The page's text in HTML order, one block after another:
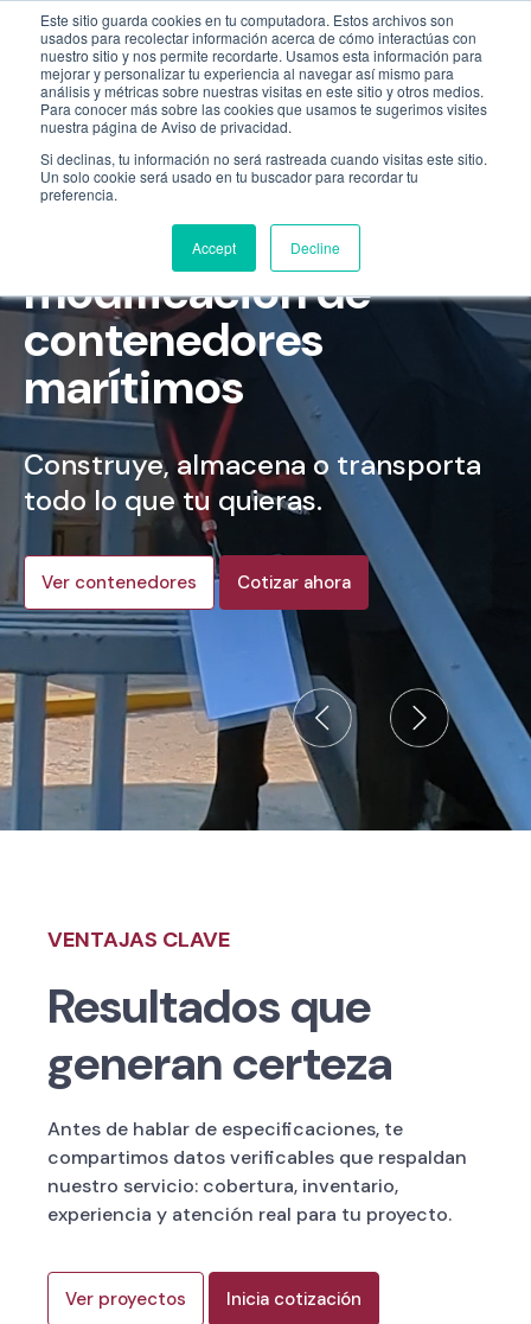
Este sitio guarda cookies en tu computadora. Estos archivos son
usados para recolectar información acerca de cómo interactúas con
nuestro sitio y nos permite recordarte. Usamos esta información para
mejorar y personalizar tu experiencia al navegar así mismo para
análisis y métricas sobre nuestras visitas en este sitio y otros medios.
Para conocer más sobre las cookies que usamos te sugerimos visites
nuestra página de Aviso de privacidad.
Si declinas, tu información no será rastreada cuando visitas este sitio.
Un solo cookie será usado en tu buscador para recordar tu
preferencia.
Accept Decline
Empresa 55 9331 4081 800 507 4073
Renta, venta y
modificación de
contenedores
marítimos
Construye, almacena o transporta
todo lo que tu quieras.
Ver contenedores Cotizar ahora
VENTAJAS CLAVE
Resultados que
generan certeza
Antes de hablar de especificaciones, te
compartimos datos verificables que respaldan
nuestro servicio: cobertura, inventario,
experiencia y atención real para tu proyecto.
Ver proyectos Inicia cotización